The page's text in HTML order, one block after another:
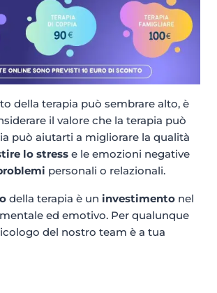
della terapia può sembrare alto, è
il valore che la terapia può
può aiutarti a migliorare la qualità
lo stress e le emozioni negative
personali o relazionali.
della terapia è un investimento nel
ed emotivo. Per qualunque
del nostro team è a tua